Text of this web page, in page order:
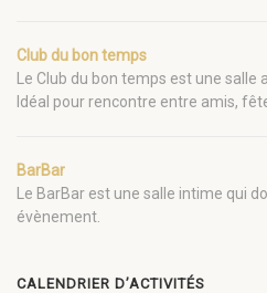
Club du bon temps
Le Club du bon temps est une
Idéal pour rencontre entre amis,
BarBar
Le BarBar est une salle intime qui
évènement.
CALENDRIER D’ACTIVITÉS